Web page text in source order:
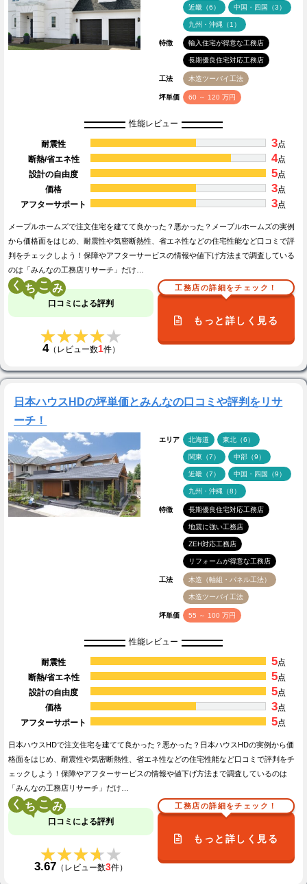
近畿（6） 中国・四国（3）
九州・沖縄（1）
特徴 輸入住宅が得意な工務店
長期優良住宅対応工務店
工法 木造ツーバイ工法
坪単価 60 ～ 120 万円
性能レビュー
耐震性 3点
断熱/省エネ性
4点
設計の自由度
5点
価格
3点
アフターサポート
3点
メープルホームズで注文住宅を建てて良かった？悪かった？メープルホームズの実例
から価格面をはじめ、耐震性や気密断熱性、省エネ性などの住宅性能など口コミで評
判をチェックしよう！保障やアフターサービスの情報や値下げ方法まで調査している
のは「みんなの工務店リサーチ」だけ…
く こ
口コミによる評判
★★★★★
★★★★★
4（レビュー数1件）
工務店の詳細をチェック！
もっと詳しく見る
日本ハウスHDの坪単価とみんなの口コミや評判をリサ
ーチ！
エリア 北海道 東北（6）
関東（7） 中部（9）
近畿（7） 中国・四国（9）
九州・沖縄（8）
特徴 長期優良住宅対応工務店
地震に強い工務店
ZEH対応工務店
リフォームが得意な工務店
工法 木造（軸組・パネル工法）
木造ツーバイ工法
坪単価 55 ～ 100 万円
性能レビュー
耐震性 5点
断熱/省エネ性
5点
設計の自由度
5点
価格
3点
アフターサポート
5点
日本ハウスHDで注文住宅を建てて良かった？悪かった？日本ハウスHDの実例から価
格面をはじめ、耐震性や気密断熱性、省エネ性などの住宅性能など口コミで評判をチ
ェックしよう！保障やアフターサービスの情報や値下げ方法まで調査しているのは
「みんなの工務店リサーチ」だけ…
く こ
口コミによる評判
★★★★★
★★★★★
3.67 （レビュー数3件）
工務店の詳細をチェック！
もっと詳しく見る